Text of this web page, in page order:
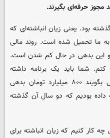
مجوز حرفه‌ای بگیرند.
بود. یعنی زیان انباشته‌ای که
یا ۱۰ سال پیش به ما تحمیل شده است. روند مالی
این بدهی در حال کم شدن است.
شما باید یک برنامه داشته
باشید؛ اینطور نیست که در یک سال بگویند ۸۰۰ میلیارد تومان بدهی
داده بودیم که دو سال آن گذشته
کار کنیم که زیان انباشته برای